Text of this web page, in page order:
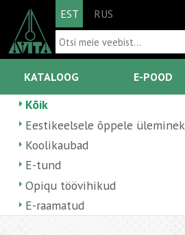
EST RUS
KATALOOG E-POOD
Kõik
Eestikeelsele õppele üleminek
Koolikaubad
E-tund
Opiqu töövihikud
E-raamatud